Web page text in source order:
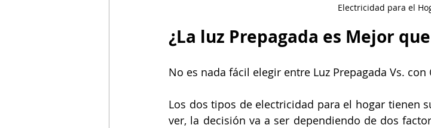
Electricidad para el
¿La luz Prepagada es Mejor
No es nada fácil elegir entre Luz Prepagada Vs.
Los dos tipos de electricidad para el hogar tienen
ver, la decisión va a ser dependiendo de dos